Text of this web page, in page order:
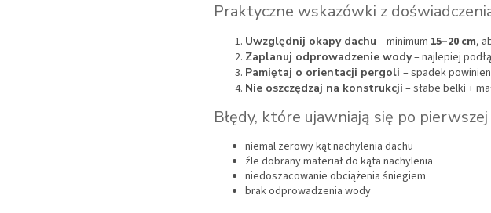
Praktyczne wskazówki z
Uwzględnij okapy dachu – minimum 15–20 cm,
Zaplanuj odprowadzenie wody– najlepiej
Pamiętaj o orientacji pergoli – spadek
Nie oszczędzaj na konstrukcji – słabe belki +
Błędy, które ujawniają się po
niemal zerowy kąt nachylenia dachu
źle dobrany materiał do kąta nachylenia
niedoszacowanie obciążenia śniegiem
brak odprowadzenia wody